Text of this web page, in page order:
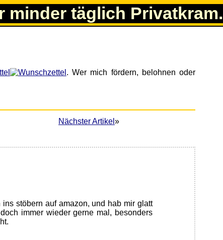
minder täglich Privatkram.
. Wer mich fördern, belohnen oder
Nächster Artikel »
stöbern auf amazon, und hab mir glatt
immer wieder gerne mal, besonders